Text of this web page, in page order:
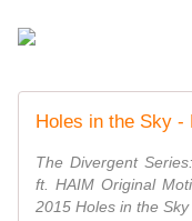
Holes in the Sky
The Divergent
ft. HAIM Original
2015 Holes in the